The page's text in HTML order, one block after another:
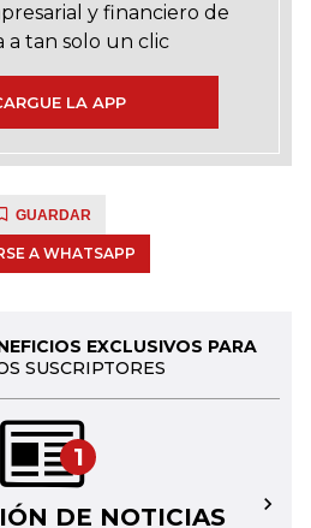
y financiero de
a tan solo un clic
LA APP
GUARDAR
A WHATSAPP
EXCLUSIVOS PARA
SUSCRIPTORES
1
DE NOTICIAS →